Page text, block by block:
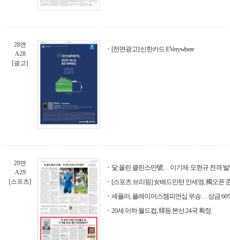
28면
A28
[광고]
[전면광고] 신한카드 EVerywhere
29면
A29
[스포츠]
닻 올린 클린스만號… 이기제·오현규 전격
[스포츠 브리핑] 女배드민턴 안세영, 獨오픈
셰플러, 플레이어스챔피언십 우승… 상금 60
20세 이하 월드컵, 韓등 본선 24국 확정